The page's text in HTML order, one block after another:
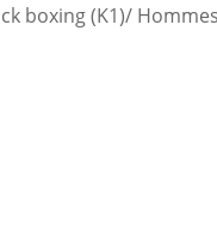
boxing (K1)/